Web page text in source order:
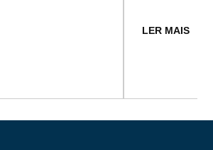
LER MAIS